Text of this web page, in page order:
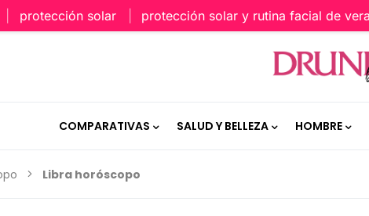
solar protección solar y rutina facial de verano
COMPARATIVAS SALUD Y BELLEZA HOMBRE
Libra horóscopo